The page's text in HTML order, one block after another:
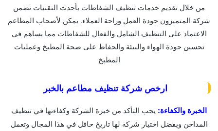
من خلال تقديم خدمات تنظيف الشفاطات بأحدث التقنيات تضمن
شركة المتميزون جودة العمل وراحة العملاء. يمكن لأصحاب المطاعم
الاعتماد على التنظيف الشامل والفعال للشفاطات مما يساهم في
تحسين جودة الهواء والبيئة والحفاظ على صحة المطبخ وعمليات
المطبخ
ارخص شركة تنظيف مطاعم بالخبر
الخبرة والكفاءة: يجب التأكد من خبرة الشركة وكفاءتها في تنظيف
المداخن ويفضل اختيار شركة لها تاريخ حافل في هذا المجال وتعمل